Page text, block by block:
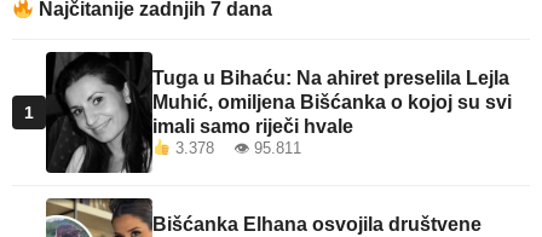
Najčitanije zadnjih 7 dana
1
Tuga u Bihaću: Na ahiret preselila Lejla
Muhić, omiljena Bišćanka o kojoj su svi
imali samo riječi hvale
3.378 👁 95.811
Bišćanka Elhana osvojila društvene